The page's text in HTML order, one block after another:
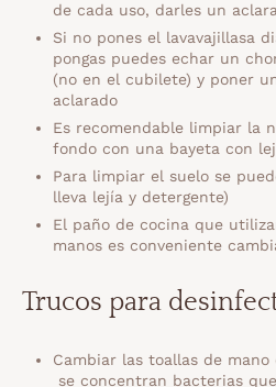
de cada uso, darles un
Si no pones el lavavajillasa
pongas puedes echar un
(no en el cubilete) y poner
aclarado
Es recomendable limpiar la
fondo con una bayeta con
Para limpiar el suelo se
lleva lejía y detergente)
El paño de cocina que
manos es conveniente
Trucos para
Cambiar las toallas de
se concentran bacterias